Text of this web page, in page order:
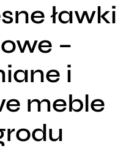
ławki
–
i
meble